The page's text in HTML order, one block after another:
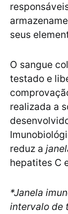
seus
O sangue
testado e
realizada a
reduz a
hepatites C
*Janela
intervalo de